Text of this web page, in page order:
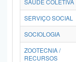
SAÚDE COLETIVA
SERVIÇO SOCIAL
SOCIOLOGIA
ZOOTECNIA /
RECURSOS